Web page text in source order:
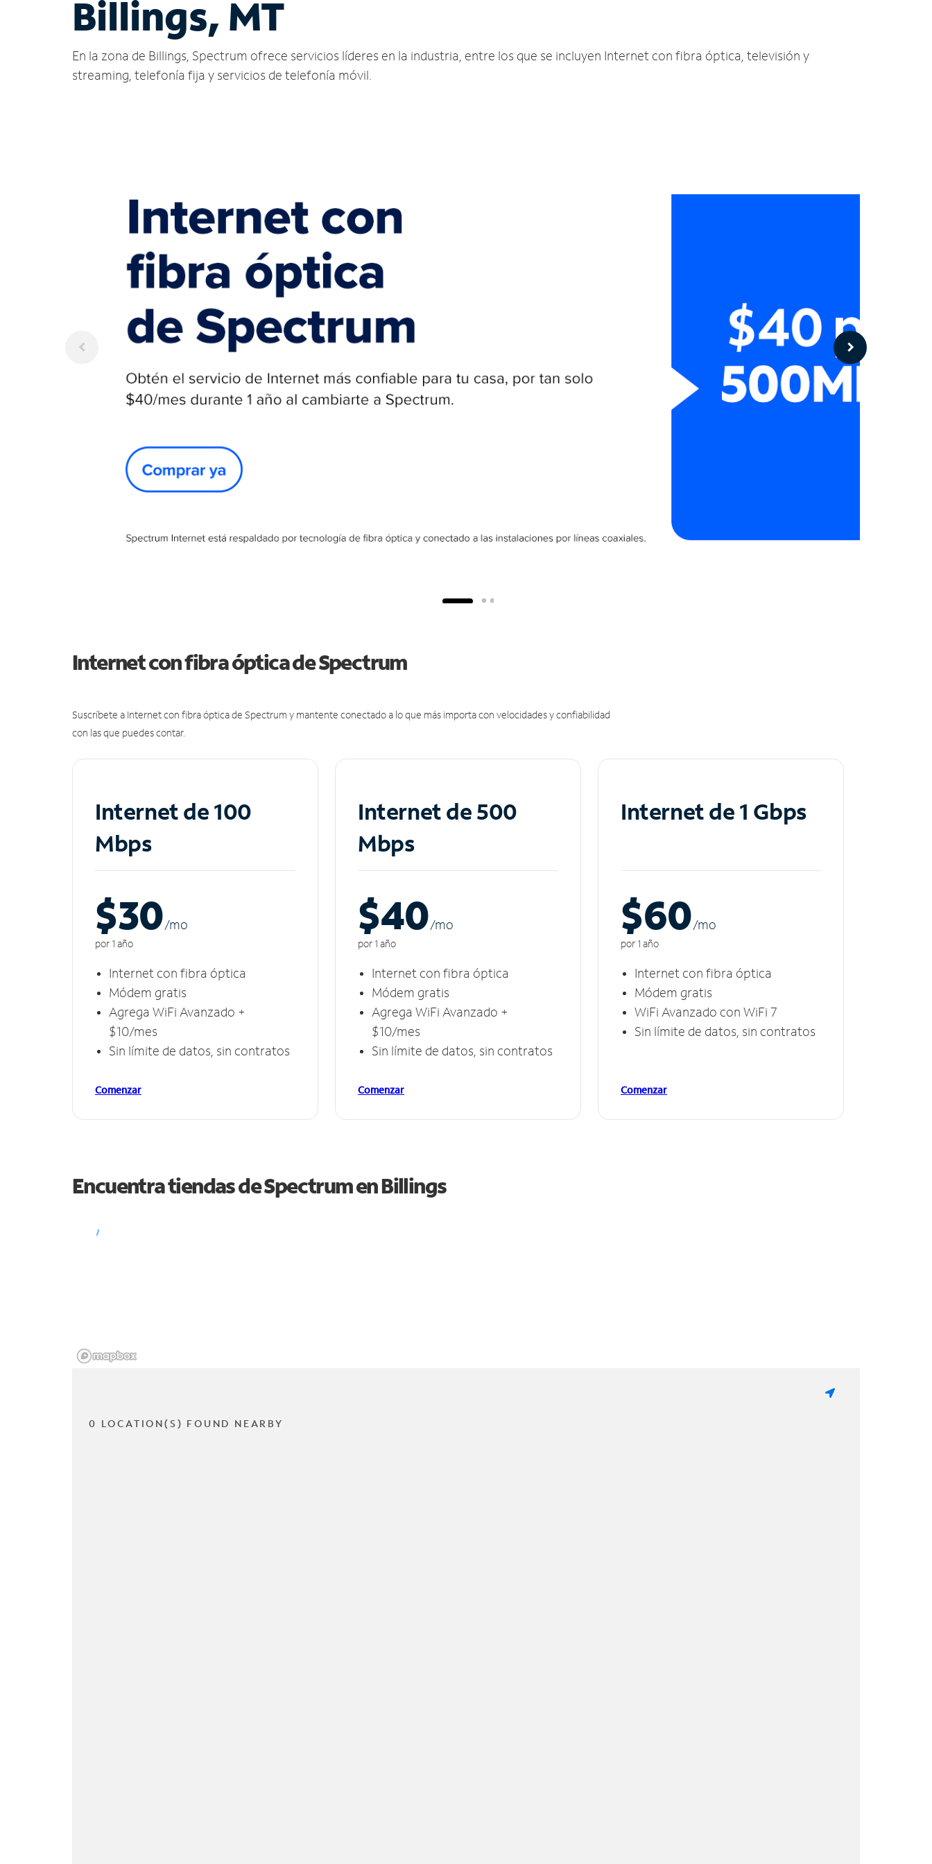
Billings, MT
En la zona de Billings, Spectrum ofrece servicios líderes en la industria, entre los que se incluyen Internet con fibra óptica, televisión y
streaming, telefonía fija y servicios de telefonía móvil.
Internet con fibra óptica de Spectrum
Suscríbete a Internet con fibra óptica de Spectrum y mantente conectado a lo que más importa con velocidades y confiabilidad
con las que puedes contar.
Internet de 100
Mbps
$30/mo
por 1 año
Internet con fibra óptica
Módem gratis
Agrega WiFi Avanzado +
$10/mes
Sin límite de datos, sin contratos
Comenzar
Internet de 500
Mbps
$40/mo
por 1 año
Internet con fibra óptica
Módem gratis
Agrega WiFi Avanzado +
$10/mes
Sin límite de datos, sin contratos
Comenzar
Internet de 1 Gbps
$60/mo
por 1 año
Internet con fibra óptica
Módem gratis
WiFi Avanzado con WiFi 7
Sin límite de datos, sin contratos
Comenzar
Encuentra tiendas de Spectrum enBillings
0 LOCATION(S) FOUND NEARBY